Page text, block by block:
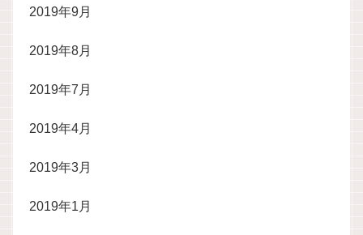
2019年9月
2019年8月
2019年7月
2019年4月
2019年3月
2019年1月